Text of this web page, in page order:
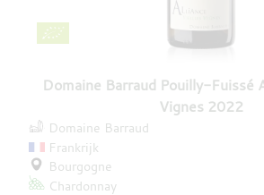
Domaine Barraud Pouilly-Fuissé
Vignes 2022
Domaine Barraud
Frankrijk
Bourgogne
Chardonnay